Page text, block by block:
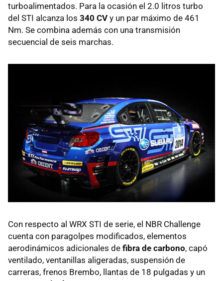
turboalimentados. Para la ocasión el 2.0 litros turbo
del STI alcanza los 340 CV y un par máximo de 461
Nm. Se combina además con una transmisión
secuencial de seis marchas.
Con respecto al WRX STI de serie, el NBR Challenge
cuenta con paragolpes modificados, elementos
aerodinámicos adicionales de fibra de carbono, capó
ventilado, ventanillas aligeradas, suspensión de
carreras, frenos Brembo, llantas de 18 pulgadas y un